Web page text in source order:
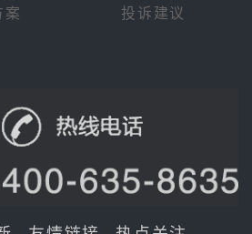
案
投诉建议